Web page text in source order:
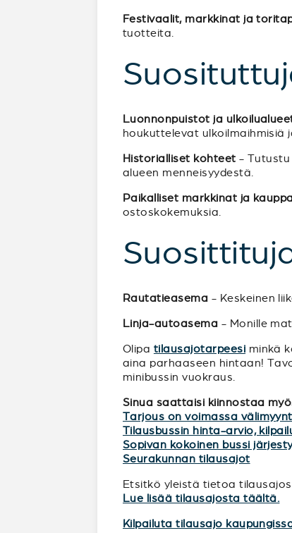
Festivaalit, markkinat ja
tuotteita.
Luonnonpuistot ja
houkuttelevat ulkoilmaihmisiä
Historialliset kohteet - Tutustu
alueen menneisyydestä.
Paikalliset markkinat ja
ostoskokemuksia.
Rautatieasema - Keskeinen
Linja-autoasema - Monille
Olipa tilausajotarpeesi minkä
aina parhaaseen hintaan!
minibussin vuokraus.
Sinua saattaisi kiinnostaa
Tarjous on voimassa
Tilausbussin hinta-arvio,
Sopivan kokoinen bussi
Seurakunnan tilausajot
Etsitkö yleistä tietoa
Lue lisää tilausajosta täältä.
Kilpailuta tilausajo